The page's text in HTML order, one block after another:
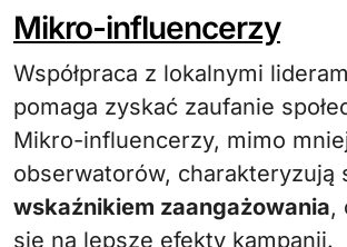
Mikro-influencerzy
Współpraca z lokalnymi
pomaga zyskać zaufanie
Mikro-influencerzy, mimo
obserwatorów, charakteryzują
wskaźnikiem zaangażowania,
się na lepsze efekty kampanii.